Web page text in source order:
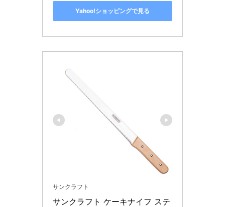
Yahoo!ショッピングで見る
サンクラフト
サンクラフト ケーキナイフ ステ